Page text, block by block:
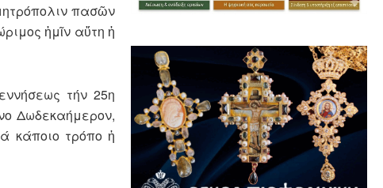
πασῶν
ἡμῖν αὕτη ἡ
τήν 25η
Δωδεκαήμερον,
κάποιο τρόπο ἡ